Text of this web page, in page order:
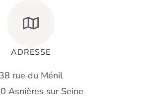
ADRESSE
38 rue du Ménil
Asnières sur Seine